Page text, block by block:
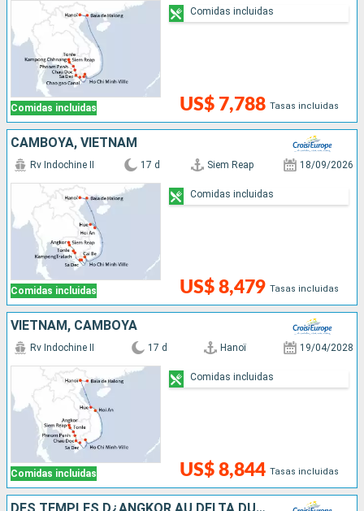
Comidas incluidas US$ 7,788 Tasas incluidas
Comidas incluidas
CAMBOYA, VIETNAM
Comidas incluidas
Rv Indochine II 17 d Siem Reap 18/09/2026
US$ 8,479 Tasas incluidas
Comidas incluidas
VIETNAM, CAMBOYA
Comidas incluidas
Rv Indochine II 17 d Hanoï 19/04/2028
US$ 8,844 Tasas incluidas
Comidas incluidas